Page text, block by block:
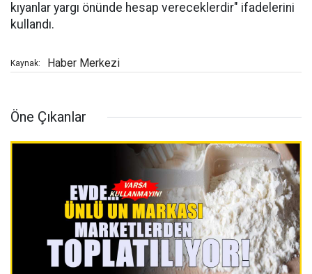
kıyanlar yargı önünde hesap vereceklerdir" ifadelerini
kullandı.
Kaynak: Haber Merkezi
Öne Çıkanlar